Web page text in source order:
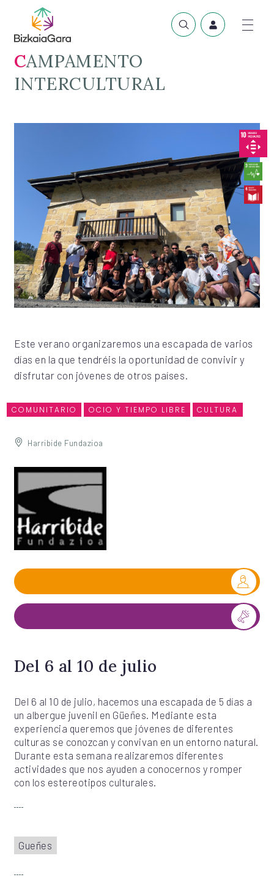
CAMPAMENTO
INTERCULTURAL
Este verano organizaremos una escapada de varios
días en la que tendréis la oportunidad de convivir y
disfrutar con jóvenes de otros países.
COMUNITARIO OCIO Y TIEMPO LIBRE CULTURA
Harribide Fundazioa
Del 6 al 10 de julio
Del 6 al 10 de julio, hacemos una escapada de 5 días a
un albergue juvenil en Güeñes. Mediante esta
experiencia queremos que jóvenes de diferentes
culturas se conozcan y convivan en un entorno natural.
Durante esta semana realizaremos diferentes
actividades que nos ayuden a conocernos y romper
con los estereotipos culturales.
Gueñes